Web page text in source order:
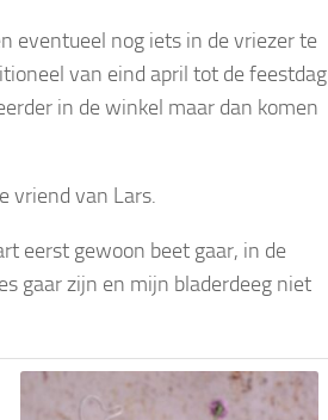
eventueel nog iets in de vriezer te
van eind april tot de feestdag
in de winkel maar dan komen
vriend van Lars.
eerst gewoon beet gaar, in de
gaar zijn en mijn bladerdeeg niet